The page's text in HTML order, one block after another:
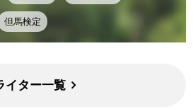
但馬検定
イター一覧